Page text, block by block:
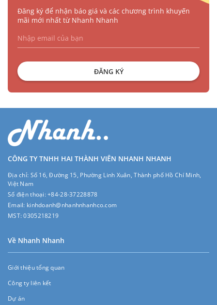
Đăng ký để nhận báo giá và các chương trình khuyến
mãi mới nhất từ Nhanh Nhanh
ĐĂNG KÝ
CÔNG TY TNHH HAI THÀNH VIÊN NHANH NHANH
Địa chỉ: Số 16, Đường 15, Phường Linh Xuân, Thành phố Hồ Chí Minh,
Việt Nam
Số điện thoại:+84-28-37228878
Email: kinhdoanh@nhanhnhanhco.com
MST:0305218219
Về Nhanh Nhanh
Giới thiệu tổng quan
Công ty liên kết
Dự án